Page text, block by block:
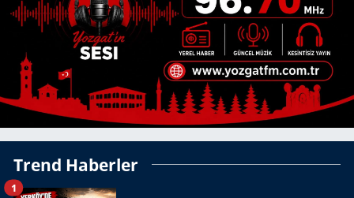
Trend Haberler
1